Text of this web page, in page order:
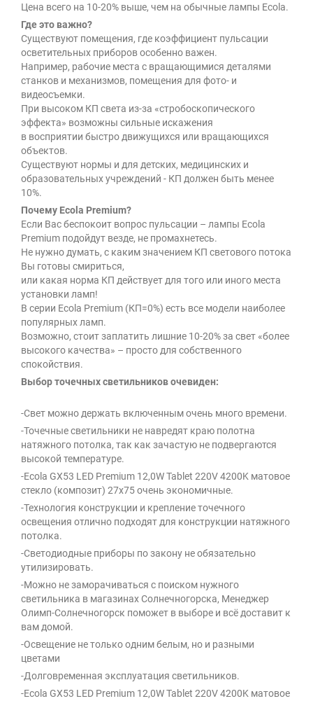
Цена всего на 10-20% выше, чем на обычные лампы Ecola.
Где это важно?
Существуют помещения, где коэффициент пульсации
осветительных приборов особенно важен.
Например, рабочие места с вращающимися деталями
станков и механизмов, помещения для фото- и
видеосъемки.
При высоком КП света из-за «стробоскопического
эффекта» возможны сильные искажения
в восприятии быстро движущихся или вращающихся
объектов.
Существуют нормы и для детских, медицинских и
образовательных учреждений - КП должен быть менее
10%.
Почему Ecola Premium?
Если Вас беспокоит вопрос пульсации – лампы Ecola
Premium подойдут везде, не промахнетесь.
Не нужно думать, с каким значением КП светового потока
Вы готовы смириться,
или какая норма КП действует для того или иного места
установки ламп!
В серии Ecola Premium (КП=0%) есть все модели наиболее
популярных ламп.
Возможно, стоит заплатить лишние 10-20% за свет «более
высокого качества» – просто для собственного
спокойствия.
Выбор точечных светильников очевиден:
-Свет можно держать включенным очень много времени.
-Точечные светильники не навредят краю полотна
натяжного потолка, так как зачастую не подвергаются
высокой температуре.
-Ecola GX53 LED Premium 12,0W Tablet 220V 4200K матовое
стекло (композит) 27x75 очень экономичные.
-Технология конструкции и крепление точечного
освещения отлично подходят для конструкции натяжного
потолка.
-Светодиодные приборы по закону не обязательно
утилизировать.
-Можно не заморачиваться с поиском нужного
светильника в магазинах Солнечногорска, Менеджер
Олимп-Солнечногорск поможет в выборе и всё доставит к
вам домой.
-Освещение не только одним белым, но и разными
цветами
-Долговременная эксплуатация светильников.
-Ecola GX53 LED Premium 12,0W Tablet 220V 4200K матовое